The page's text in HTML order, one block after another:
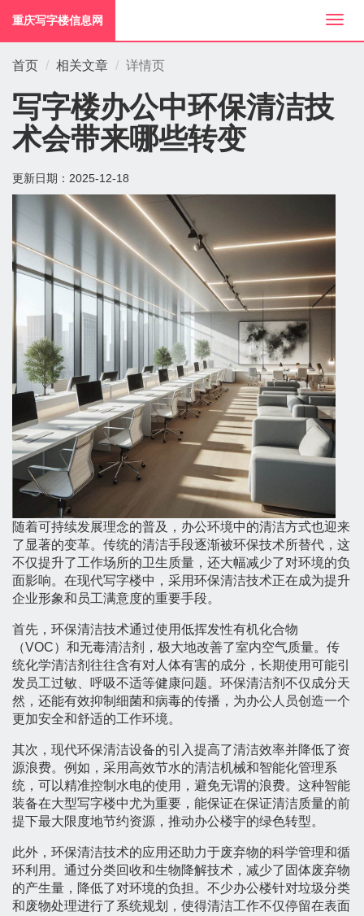
切
换
重庆写字楼信息网
首页 相关文章 详情页
写字楼办公中环保清洁技
术会带来哪些转变
更新日期： 2025-12-18
随着可持续发展理念的普及，办公环境中的清洁方式也迎来
了显著的变革。传统的清洁手段逐渐被环保技术所替代，这
不仅提升了工作场所的卫生质量，还大幅减少了对环境的负
面影响。在现代写字楼中，采用环保清洁技术正在成为提升
企业形象和员工满意度的重要手段。
首先，环保清洁技术通过使用低挥发性有机化合物
（VOC）和无毒清洁剂，极大地改善了室内空气质量。传
统化学清洁剂往往含有对人体有害的成分，长期使用可能引
发员工过敏、呼吸不适等健康问题。环保清洁剂不仅成分天
然，还能有效抑制细菌和病毒的传播，为办公人员创造一个
更加安全和舒适的工作环境。
其次，现代环保清洁设备的引入提高了清洁效率并降低了资
源浪费。例如，采用高效节水的清洁机械和智能化管理系
统，可以精准控制水电的使用，避免无谓的浪费。这种智能
装备在大型写字楼中尤为重要，能保证在保证清洁质量的前
提下最大限度地节约资源，推动办公楼宇的绿色转型。
此外，环保清洁技术的应用还助力于废弃物的科学管理和循
环利用。通过分类回收和生物降解技术，减少了固体废弃物
的产生量，降低了对环境的负担。不少办公楼针对垃圾分类
和废物处理进行了系统规划，使得清洁工作不仅停留在表面